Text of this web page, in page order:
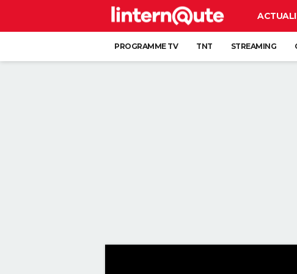
PROGRAMME TV TNT STREAMING